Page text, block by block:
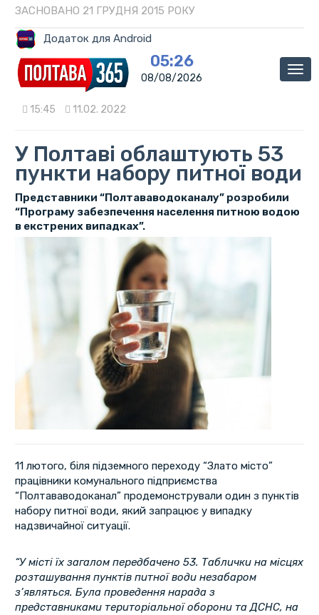
ЗАСНОВАНО 21 ГРУДНЯ 2015 РОКУ
Додаток для Android
05:26
08/08/2026
15:45 11.02. 2022
У Полтаві облаштують 53
пункти набору питної води
Представники “Полтававодоканалу” розробили
“Програму забезпечення населення питною водою
в екстрених випадках”.
11 лютого, біля підземного переходу “Злато місто”
працівники комунального підприємства
“Полтававодоканал” продемонстрували один з пунктів
набору питної води, який запрацює у випадку
надзвичайної ситуації.
“У місті їх загалом передбачено 53. Таблички на місцях
розташування пунктів питної води незабаром
з’являться. Була проведення нарада з
представниками територіальної оборони та ДСНС, на